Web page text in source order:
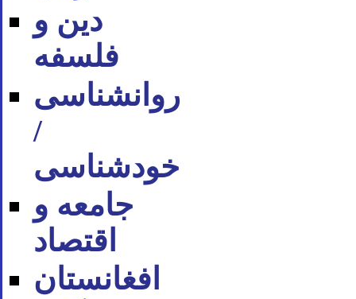
دین و
فلسفه
روان‪شناسی
/
خودشناسی
جامعه و
اقتصاد
افغانستان